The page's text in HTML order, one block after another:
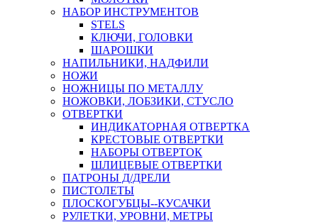
НАБОР ИНСТРУМЕНТОВ
STELS
КЛЮЧИ, ГОЛОВКИ
ШАРОШКИ
НАПИЛЬНИКИ, НАДФИЛИ
НОЖИ
НОЖНИЦЫ ПО МЕТАЛЛУ
НОЖОВКИ, ЛОБЗИКИ, СТУСЛО
ОТВЕРТКИ
ИНДИКАТОРНАЯ ОТВЕРТКА
КРЕСТОВЫЕ ОТВЕРТКИ
НАБОРЫ ОТВЕРТОК
ШЛИЦЕВЫЕ ОТВЕРТКИ
ПАТРОНЫ Д/ДРЕЛИ
ПИСТОЛЕТЫ
ПЛОСКОГУБЦЫ--КУСАЧКИ
РУЛЕТКИ, УРОВНИ, МЕТРЫ